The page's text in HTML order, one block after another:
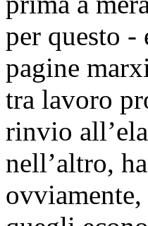
per questo
pagine
tra lavoro
rinvio
nell’altro,